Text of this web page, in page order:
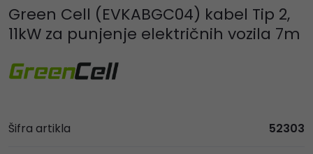
Green Cell (EVKABGC04) kabel Tip 2,
11kW za punjenje električnih vozila 7m
Šifra artikla 52303